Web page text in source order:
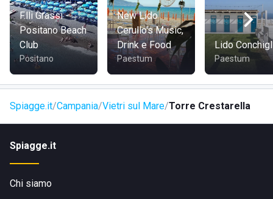
Cristoforo Colombo e le indicazioni verso la spiaggia.
F.lli Grassi -
Positano Beach
Club
Positano
New Lido
Cerullo's Music,
Drink e Food
Paestum
Lido
Paestum
Spiagge.it Campania Vietri sul Mare Torre Crestarella
Spiagge.it
Chi siamo